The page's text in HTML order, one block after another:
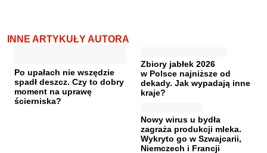
INNE ARTYKUŁY AUTORA
Po upałach nie wszędzie
spadł deszcz. Czy to dobry
moment na uprawę
ścierniska?
Zbiory jabłek 2026
w Polsce najniższe od
dekady. Jak wypadają inne
kraje?
Nowy wirus u bydła
zagraża produkcji mleka.
Wykryto go w Szwajcarii,
Niemczech i Francji